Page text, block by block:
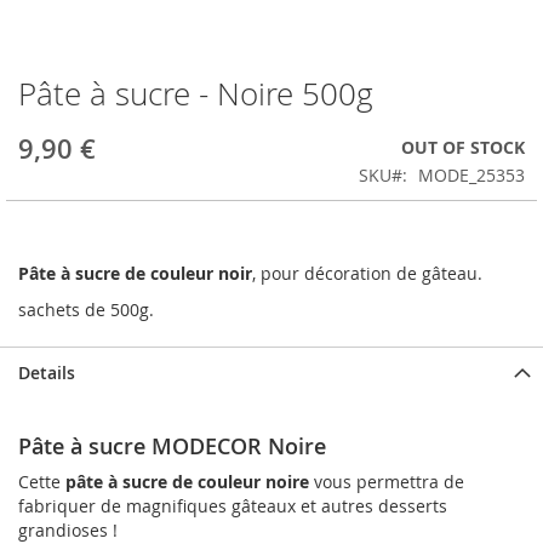
Skip
to
the
beginning
Pâte à sucre - Noire 500g
9,90 €
OUT OF STOCK
SKU
MODE_25353
Pâte à sucre de couleur noir, pour décoration de gâteau.
sachets de 500g.
Details
Pâte à sucre MODECOR Noire
Cette pâte à sucre de couleur noire vous permettra de
fabriquer de magnifiques gâteaux et autres desserts
grandioses !